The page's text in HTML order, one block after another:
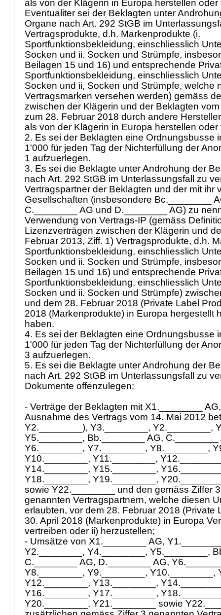
als von der Klägerin in Europa herstellen
Eventualiter sei der Beklagten unter
Organe nach Art. 292 StGB im
Vertragsprodukte, d.h. Markenprodukte (i.
Sportfunktionsbekleidung, einschliesslich
Socken und ii. Socken und Strümpfe,
Beilagen 15 und 16) und entsprechende
Sportfunktionsbekleidung, einschliesslich
Socken und ii, Socken und Strümpfe, welche
Vertragsmarken versehen werden) gemäss
zwischen der Klägerin und der Beklagten
zum 28. Februar 2018 durch andere
als von der Klägerin in Europa herstellen
2. Es sei der Beklagten eine Ordnungsbusse
1'000 für jeden Tag der Nichterfüllung der
1 aufzuerlegen.
3. Es sei die Beklagte unter Androhung der
nach Art. 292 StGB im Unterlassungsfall zu
Vertragspartner der Beklagten und der mit ihr
Gesellschaften (insbesondere Bc.________
C.________ AG und D.________ AG) zu
Verwendung von Vertrags-IP (gemäss
Lizenzverträgen zwischen der Klägerin und
Februar 2013, Ziff. 1) Vertragsprodukte, d.h.
Sportfunktionsbekleidung, einschliesslich
Socken und ii. Socken und Strümpfe,
Beilagen 15 und 16) und entsprechende
Sportfunktionsbekleidung, einschliesslich
Socken und ii. Socken und Strümpfe)
und dem 28. Februar 2018 (Private Label
2018 (Markenprodukte) in Europa hergestellt
haben.
4. Es sei der Beklagten eine Ordnungsbusse
1'000 für jeden Tag der Nichterfüllung der
3 aufzuerlegen.
5. Es sei die Beklagte unter Androhung der
nach Art. 292 StGB im Unterlassungsfall zu
Dokumente offenzulegen:
- Verträge der Beklagten mit X1.________
Ausnahme des Vertrags vom 14. Mai 2012
Y2.________), Y3.________, Y2.________,
Y5.________, Bb.________ AG,
Y6.________, Y7.________, Y8.________,
Y10.________, Y11.________,
Y14.________, Y15.________,
Y18.________, Y19.________,
sowie Y22.________ und den gemäss Ziffer
genannten Vertragspartnern, welche diesen
erlaubten, vor dem 28. Februar 2018 (Private
30. April 2018 (Markenprodukte) in Europa
vertreiben oder ii) herzustellen;
- Umsätze von X1.________ AG,
Y2.________, Y4.________, Y5.________,
C.________ AG, D.________ AG,
Y8.________, Y9.________, Y10.________,
Y12.________, Y13.________,
Y16.________, Y17.________,
Y20.________, Y21.________ sowie